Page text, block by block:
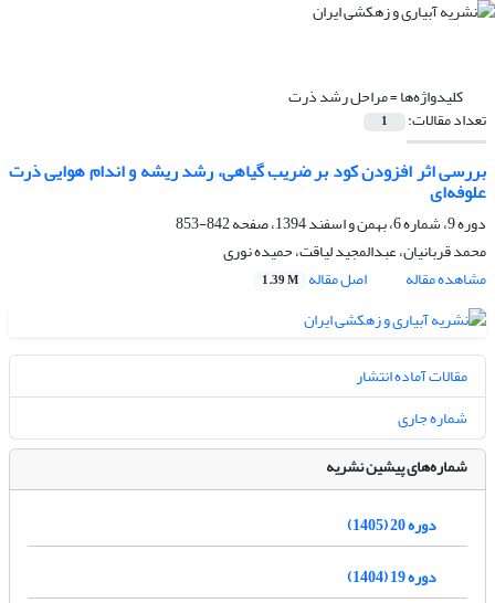
کلیدواژه‌ها =مراحل رشد ذرت
تعداد مقالات: 1
بررسی اثر افزودن کود بر ضریب گیاهی، رشد ریشه و اندام هوایی ذرت
علوفه‌ای
دوره 9، شماره 6، بهمن و اسفند 1394، صفحه
842-853
محمد قربانیان، عبدالمجید لیاقت، حمیده نوری
مشاهده مقاله
اصل مقاله 1.39 M
مقالات آماده انتشار
شماره جاری
شماره‌های پیشین نشریه
دوره 20 (1405)
دوره 19 (1404)